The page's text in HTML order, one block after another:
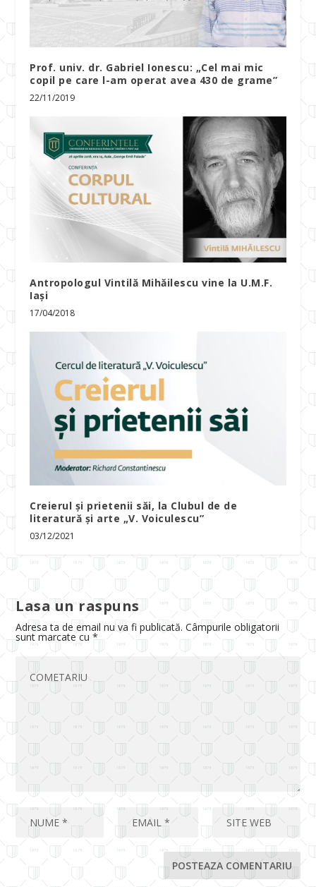
Prof. univ. dr. Gabriel Ionescu: „Cel mai mic
copil pe care l-am operat avea 430 de grame”
22/11/2019
Antropologul Vintilă Mihăilescu vine la U.M.F.
Iași
17/04/2018
Creierul și prietenii săi, la Clubul de de
literatură și arte „V. Voiculescu”
03/12/2021
Lasa un raspuns
Adresa ta de email nu va fi publicată. Câmpurile obligatorii
sunt marcate cu*